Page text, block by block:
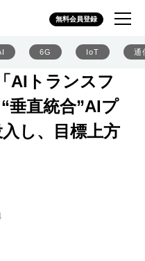
無料会員登録
6G IoT 通
AIトランスフ
直統合”AIプ
し、目標上方